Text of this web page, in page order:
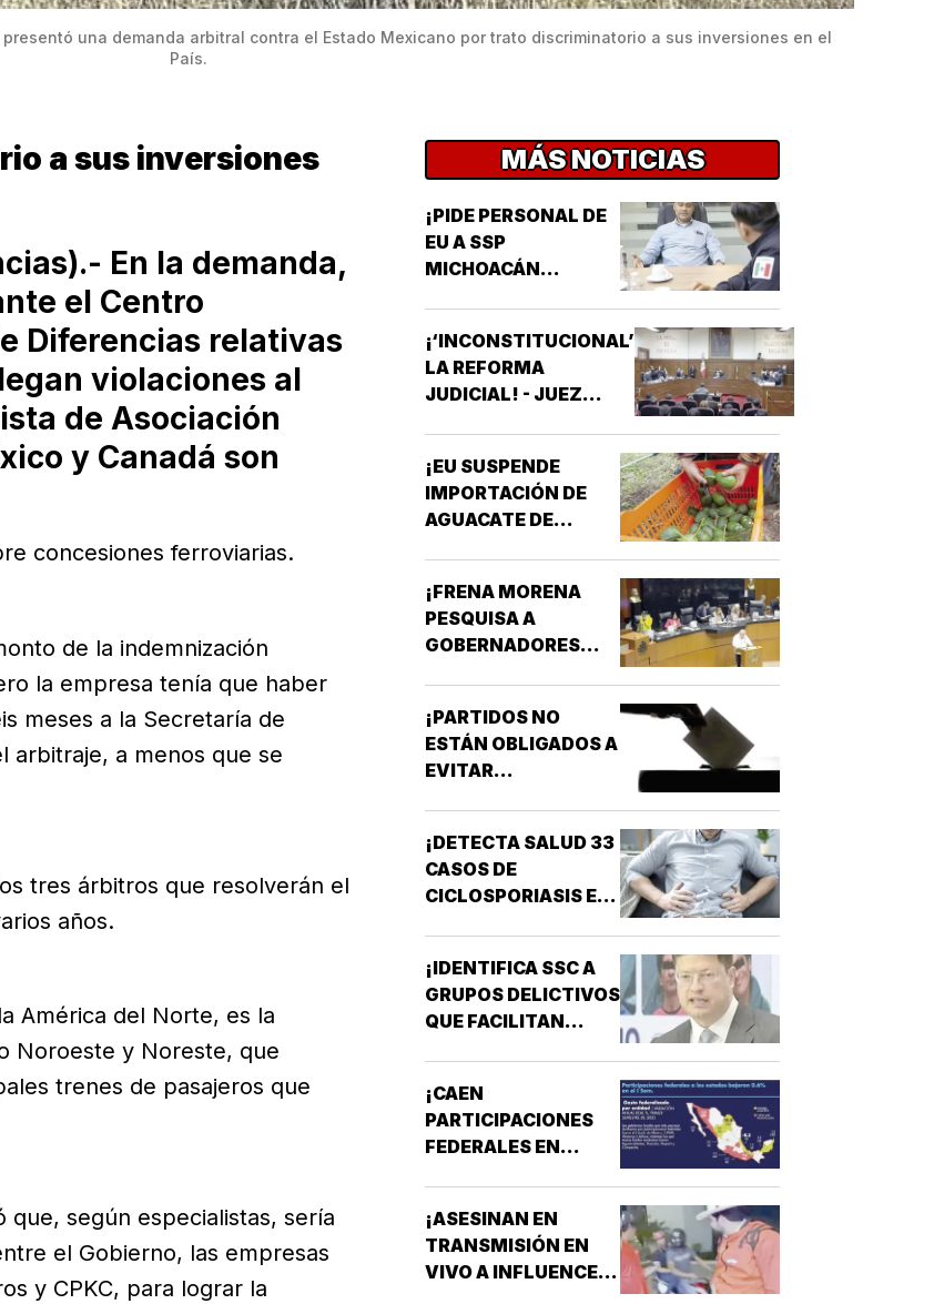
una demanda arbitral contra el Estado Mexicano por trato discriminatorio a sus inversiones en el
País.
a sus inversiones
En la demanda,
el Centro
Diferencias relativas
violaciones al
de Asociación
y Canadá son
concesiones ferroviarias.
de la indemnización
la empresa tenía que haber
meses a la Secretaría de
arbitraje, a menos que se
tres árbitros que resolverán el
años.
América del Norte, es la
Noroeste y Noreste, que
trenes de pasajeros que
que, según especialistas, sería
el Gobierno, las empresas
y CPKC, para lograr la
MÁS NOTICIAS
¡PIDE PERSONAL DE
EU A SSP
MICHOACÁN
¡‘INCONSTITUCIONAL’
LA REFORMA
JUDICIAL! - JUEZ
¡EU SUSPENDE
IMPORTACIÓN DE
AGUACATE DE
¡FRENA MORENA
PESQUISA A
GOBERNADORES
¡PARTIDOS NO
ESTÁN OBLIGADOS A
EVITAR
¡DETECTA SALUD 33
CASOS DE
CICLOSPORIASIS EN
¡IDENTIFICA SSC A
GRUPOS DELICTIVOS
QUE FACILITAN
¡CAEN
PARTICIPACIONES
FEDERALES EN
¡ASESINAN EN
TRANSMISIÓN EN
VIVO A INFLUENCER